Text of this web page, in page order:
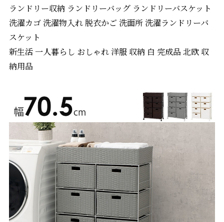
ランドリー収納 ランドリーバッグ ランドリーバスケット
洗濯カゴ 洗濯物入れ 脱衣かご 洗面所 洗濯ランドリーバ
スケット
新生活 一人暮らし おしゃれ 洋服 収納 白 完成品 北欧 収
納用品